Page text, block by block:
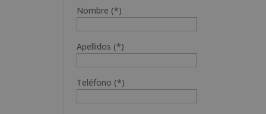
Nombre (*)
Apellidos (*)
Teléfono (*)